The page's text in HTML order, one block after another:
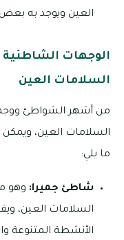
العين ويوجد به بعض
الوجهات الشاطئية
السلامات العين
من أشهر الشواطئ
السلامات العين،
ما يلي:
شاطئ جميرا: وهو
السلامات العين،
الأنشطة المتنوعة